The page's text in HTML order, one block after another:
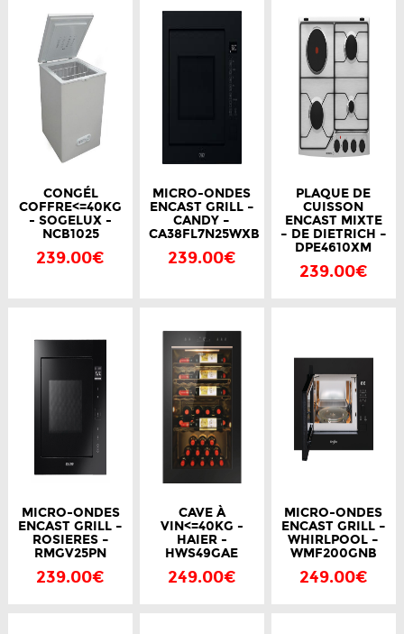
CONGÉL
COFFRE<=40KG
- SOGELUX -
NCB1025
239.00€
MICRO-ONDES
ENCAST GRILL –
CANDY –
CA38FL7N25WXB
239.00€
PLAQUE DE
CUISSON
ENCAST MIXTE
– DE DIETRICH –
DPE4610XM
239.00€
MICRO-ONDES
ENCAST GRILL –
ROSIERES –
RMGV25PN
239.00€
CAVE À
VIN<=40KG -
HAIER -
HWS49GAE
249.00€
MICRO-ONDES
ENCAST GRILL –
WHIRLPOOL –
WMF200GNB
249.00€